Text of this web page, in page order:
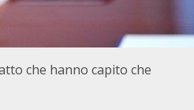
che hanno capito che